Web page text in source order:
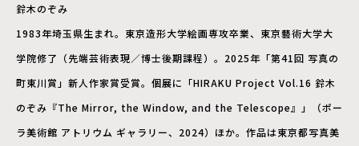
鈴木のぞみ
1983年埼玉県生まれ。東京造形大学絵画専攻卒業、東京藝術大学大
学院修了（先端芸術表現／博士後期課程）。2025年「第41回 写真の
町東川賞」新人作家賞受賞。個展に「HIRAKU Project Vol.16 鈴木
のぞみ『The Mirror, the Window, and the Telescope』」（ポー
ラ美術館 アトリウム ギャラリー、2024）ほか。作品は東京都写真美